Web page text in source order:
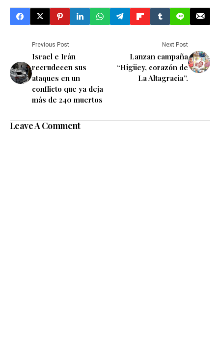
Previous Post
Israel e Irán
recrudecen sus
ataques en un
conflicto que ya deja
más de 240 muertos
Next Post
Lanzan campaña
“Higüey, corazón de
La Altagracia”.
Leave A Comment